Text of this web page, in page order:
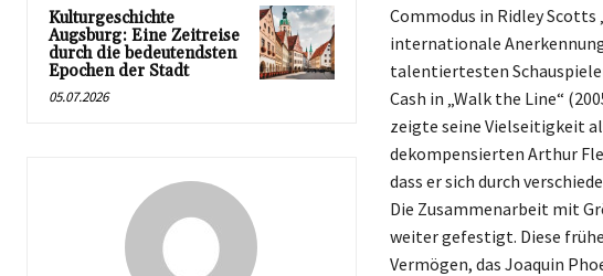
Kulturgeschichte
Augsburg: Eine Zeitreise
durch die bedeutendsten
Epochen der Stadt
05.07.2026
Commodus in Ridley
internationale
talentiertesten
Cash in „Walk the Line“
zeigte seine Vielseitigkeit
dekompensierten Arthur
dass er sich durch
Die Zusammenarbeit mit
weiter gefestigt. Diese
Vermögen, das Joaquin